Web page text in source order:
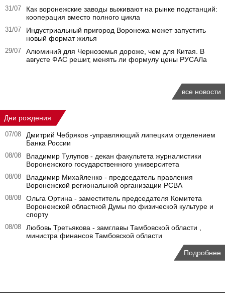
31/07
Как воронежские заводы выживают на рынке подстанций:
кооперация вместо полного цикла
31/07
Индустриальный пригород Воронежа может запустить
новый формат жилья
29/07
Алюминий для Черноземья дороже, чем для Китая. В
августе ФАС решит, менять ли формулу цены РУСАЛа
все новости
Дни рождения
07/08
Дмитрий Чебряков -управляющий липецким отделением
Банка России
08/08
Владимир Тулупов - декан факультета журналистики
Воронежского государственного университета
08/08
Владимир Михайленко - председатель правления
Воронежской региональной организации РСВА
08/08
Ольга Ортина - заместитель председателя Комитета
Воронежской областной Думы по физической культуре и
спорту
08/08
Любовь Третьякова - замглавы Тамбовской области ,
министра финансов Тамбовской области
Подробнее